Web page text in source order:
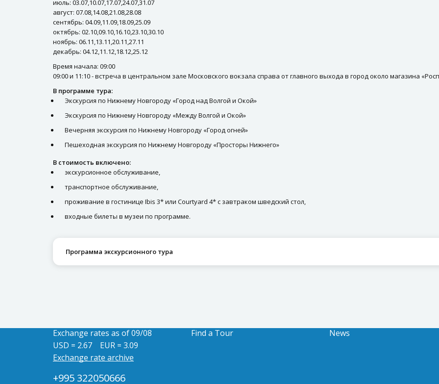
июль: 03.07,10.07,17.07,24.07,31.07
август: 07.08,14.08,21.08,28.08
сентябрь: 04.09,11.09,18.09,25.09
октябрь: 02.10,09.10,16.10,23.10,30.10
ноябрь: 06.11,13.11,20.11,27.11
декабрь: 04.12,11.12,18.12,25.12
Время начала: 09:00
09:00 и 11:10 - встреча в центральном зале Московского вокзала справа от главного выхода в город около магазина
В программе тура:
Экскурсия по Нижнему Новгороду «Город над Волгой и Окой»
Экскурсия по Нижнему Новгороду «Между Волгой и Окой»
Вечерняя экскурсия по Нижнему Новгороду «Город огней»
Пешеходная экскурсия по Нижнему Новгороду «Просторы Нижнего»
В стоимость включено:
экскурсионное обслуживание,
транспортное обслуживание,
проживание в гостинице Ibis 3* или Courtyard 4* с завтраком шведский стол,
входные билеты в музеи по программе.
Программа экскурсионного тура
Exchange rates as of 09/08
USD = 2.67
EUR = 3.09
Exchange rate archive
+995 322050666
Find a Tour News